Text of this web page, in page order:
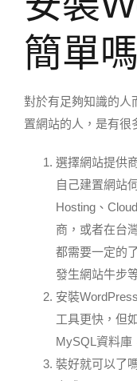
簡單
對於有足夠知識的人
置網站的人，是有很
選擇網站提供
自己建置網站
Hosting、
商，或者在台
都需要一定的
發生網站牛步
安裝
工具更快，但
MySQL資料庫
裝好就可以了